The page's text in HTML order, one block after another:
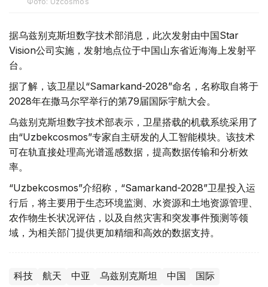
据乌兹别克斯坦数字技术部消息，此次发射由中国Star
Vision公司实施，发射地点位于中国山东省近海海上发射平
台。
据了解，该卫星以“Samarkand-2028”命名，名称取自将于
2028年在撒马尔罕举行的第79届国际宇航大会。
乌兹别克斯坦数字技术部表示，卫星搭载的机载系统采用了
由“Uzbekcosmos”专家自主研发的人工智能模块。该技术
可在轨直接处理高光谱遥感数据，提高数据传输和分析效
率。
“Uzbekcosmos”介绍称，“Samarkand-2028”卫星投入运
行后，将主要用于生态环境监测、水资源和土地资源管理、
农作物生长状况评估，以及自然灾害和突发事件预测等领
域，为相关部门提供更加精细和高效的数据支持。
科技 航天 中亚 乌兹别克斯坦 中国 国际